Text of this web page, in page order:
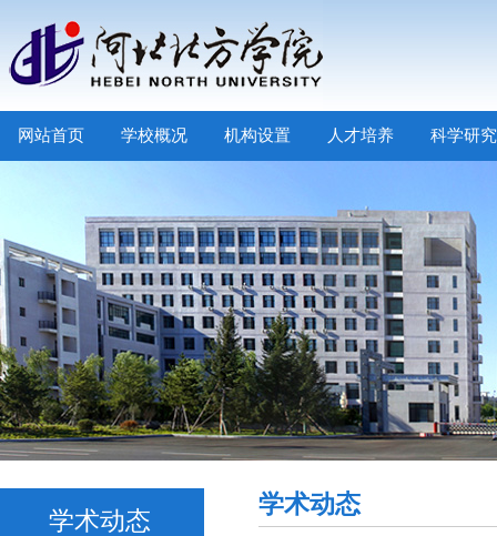
网站首页 学校概况 机构设置 人才培养 科学研究
学术动态
学术动态